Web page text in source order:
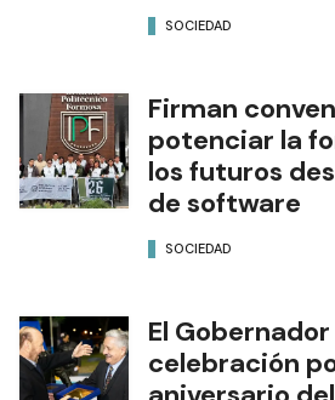
SOCIEDAD
Firman
potenciar la
los futuros
de software
SOCIEDAD
El
celebración